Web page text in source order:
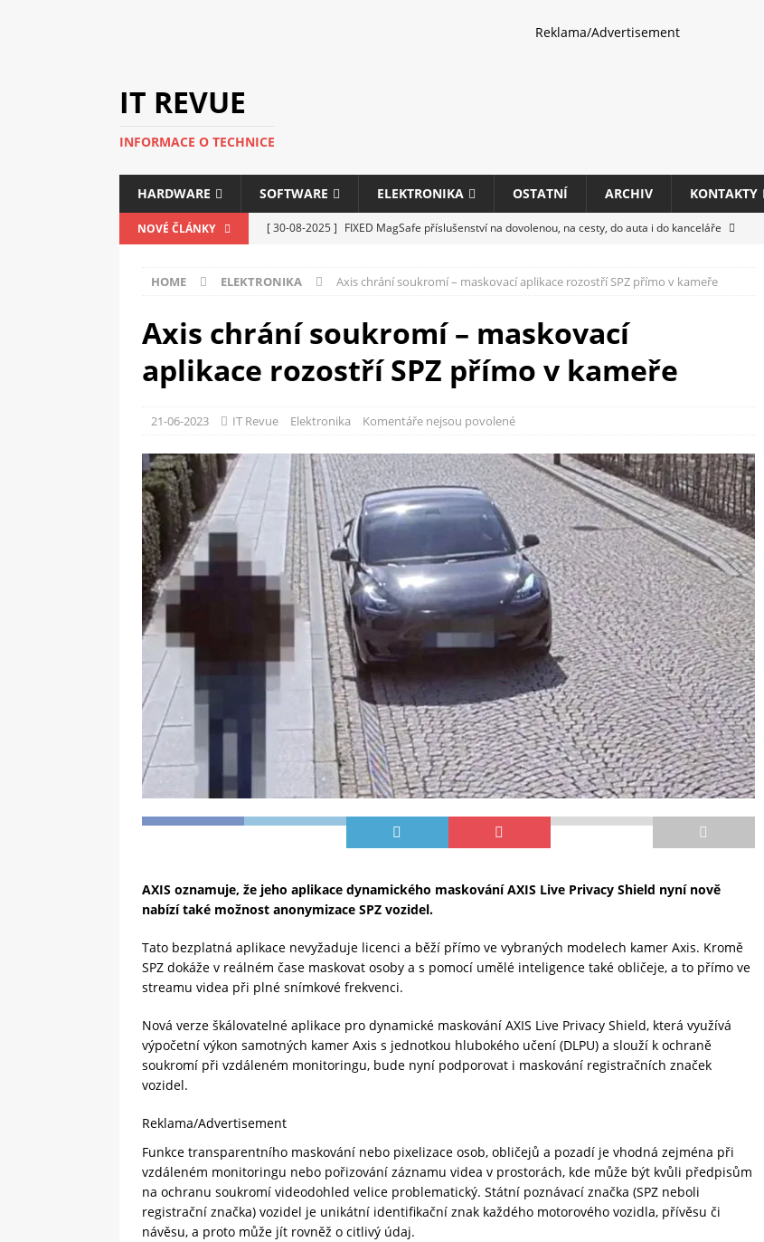
Reklama/Advertisement
IT REVUE
INFORMACE O TECHNICE
HARDWARE SOFTWARE ELEKTRONIKA OSTATNÍ ARCHIV KONTAKTY
NOVÉ ČLÁNKY [ 30-08-2025 ] FIXED MagSafe příslušenství na dovolenou, na cesty, do auta i do kanceláře
[ 14-05-2025 ] Genius na veletrhu COMPUTEX 2025 představí nové příslušenství pro hráče,
kanceláře i domácnosti
HARDWARE
C5100 a 6100
PERIFERIE
[ 06-05-2025 ] Blockchain a růst krypto kasin: Co by měli vědět milovníci technologií
SOFTWARE
HOME ELEKTRONIKA Axis chrání soukromí – maskovací aplikace rozostří SPZ přímo v kameře
Axis chrání soukromí – maskovací
aplikace rozostří SPZ přímo v kameře
21-06-2023 IT Revue Elektronika Komentáře nejsou povolené
AXIS oznamuje, že jeho aplikace dynamického maskování AXIS Live Privacy Shield nyní nově
nabízí také možnost anonymizace SPZ vozidel.
Tato bezplatná aplikace nevyžaduje licenci a běží přímo ve vybraných modelech kamer Axis. Kromě
SPZ dokáže v reálném čase maskovat osoby a s pomocí umělé inteligence také obličeje, a to přímo ve
streamu videa při plné snímkové frekvenci.
Nová verze škálovatelné aplikace pro dynamické maskování AXIS Live Privacy Shield, která využívá
výpočetní výkon samotných kamer Axis s jednotkou hlubokého učení (DLPU) a slouží k ochraně
soukromí při vzdáleném monitoringu, bude nyní podporovat i maskování registračních značek
vozidel.
Reklama/Advertisement
Funkce transparentního maskování nebo pixelizace osob, obličejů a pozadí je vhodná zejména při
vzdáleném monitoringu nebo pořizování záznamu videa v prostorách, kde může být kvůli předpisům
na ochranu soukromí videodohled velice problematický. Státní poznávací značka (SPZ neboli
registrační značka) vozidel je unikátní identifikační znak každého motorového vozidla, přívěsu či
návěsu, a proto může jít rovněž o citlivý údaj.